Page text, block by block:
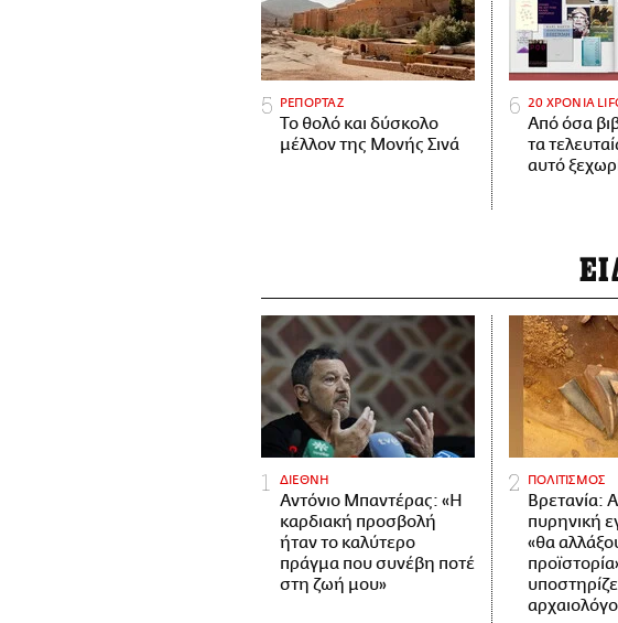
ΡΕΠΟΡΤΑΖ
Το θολό και δύσκολο
μέλλον της Μονής Σινά
20 ΧΡΟΝΙΑ
Από όσα
τα
αυτό
ΔΙΕΘΝΗ
Αντόνιο Μπαντέρας: «Η
καρδιακή προσβολή
ήταν το καλύτερο
πράγμα που συνέβη ποτέ
στη ζωή μου»
ΠΟΛΙΤΙΣΜΟΣ
Βρετανία:
πυρηνική
«θα